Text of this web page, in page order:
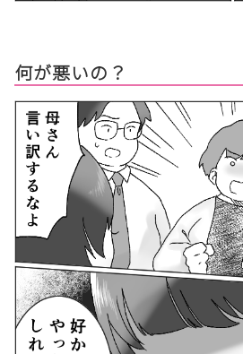
何が悪いの？